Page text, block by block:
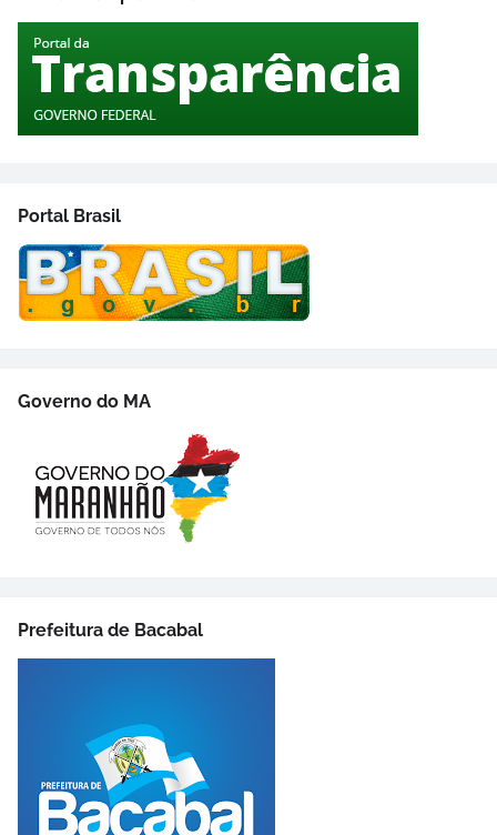
Portal Brasil
Governo do MA
Prefeitura de Bacabal